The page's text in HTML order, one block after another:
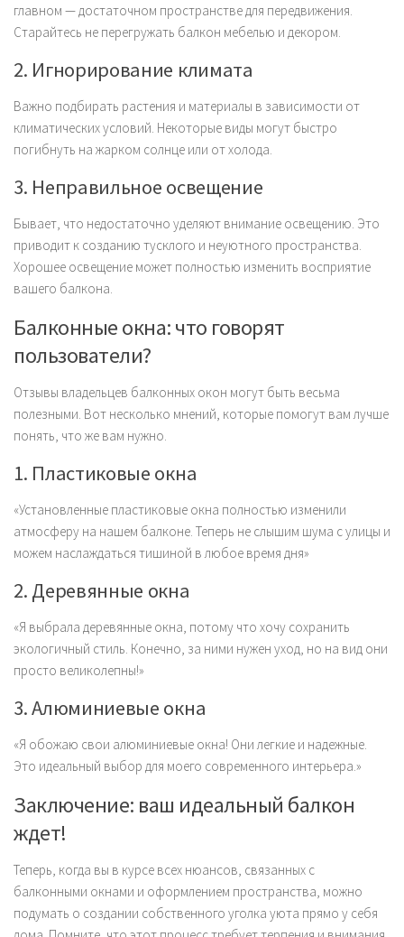
главном — достаточном пространстве для передвижения.
Старайтесь не перегружать балкон мебелью и декором.
2. Игнорирование климата
Важно подбирать растения и материалы в зависимости от
климатических условий. Некоторые виды могут быстро
погибнуть на жарком солнце или от холода.
3. Неправильное освещение
Бывает, что недостаточно уделяют внимание освещению. Это
приводит к созданию тусклого и неуютного пространства.
Хорошее освещение может полностью изменить восприятие
вашего балкона.
Балконные окна: что говорят
пользователи?
Отзывы владельцев балконных окон могут быть весьма
полезными. Вот несколько мнений, которые помогут вам лучше
понять, что же вам нужно.
1. Пластиковые окна
«Установленные пластиковые окна полностью изменили
атмосферу на нашем балконе. Теперь не слышим шума с улицы и
можем наслаждаться тишиной в любое время дня»
2. Деревянные окна
«Я выбрала деревянные окна, потому что хочу сохранить
экологичный стиль. Конечно, за ними нужен уход, но на вид они
просто великолепны!»
3. Алюминиевые окна
«Я обожаю свои алюминиевые окна! Они легкие и надежные.
Это идеальный выбор для моего современного интерьера.»
Заключение: ваш идеальный балкон
ждет!
Теперь, когда вы в курсе всех нюансов, связанных с
балконными окнами и оформлением пространства, можно
подумать о создании собственного уголка уюта прямо у себя